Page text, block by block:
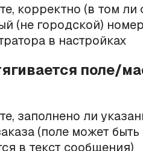
корректно (в том ли
(не городской)
в настройках
поле/
заполнено ли
(поле может быть
в текст сообщения)